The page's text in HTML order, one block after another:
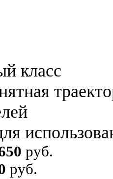
класс
руб.
руб.